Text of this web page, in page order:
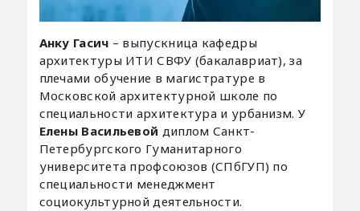
Анку Гасич – выпускница кафедры
архитектуры ИТИ СВФУ (бакалавриат), за
плечами обучение в магистратуре в
Московской архитектурной школе по
специальности архитектура и урбанизм. У
Елены Васильевой диплом Санкт-
Петербургского Гуманитарного
университета профсоюзов (СПбГУП) по
специальности менеджмент
социокультурной деятельности.